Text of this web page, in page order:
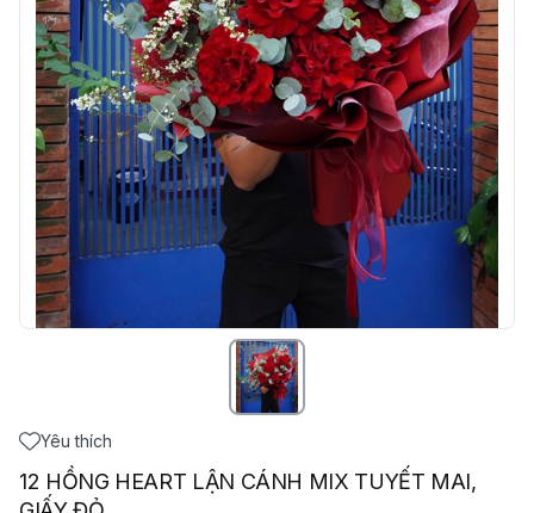
Yêu thích
12 HỒNG HEART LẬN CÁNH MIX TUYẾT MAI,